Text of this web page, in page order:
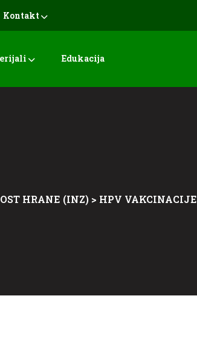
Kontakt
Edukacija
HRANE (INZ) > HPV VAKCINACIJE